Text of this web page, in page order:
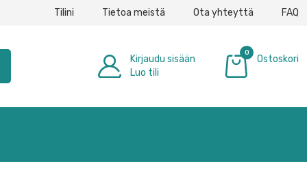
Tilini Tietoa meistä Ota yhteyttä FAQ
Kirjaudu sisään
Luo tili
0
Ostoskori